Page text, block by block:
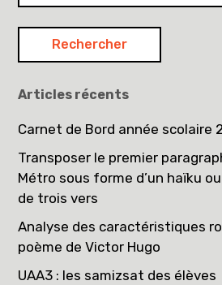
Articles récents
Carnet de Bord année scolaire
Transposer le premier
Métro sous forme d’un haïku
de trois vers
Analyse des caractéristiques
poème de Victor Hugo
UAA3 : les samizsat des élèves